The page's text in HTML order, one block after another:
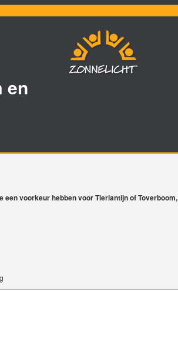
en
een voorkeur hebben voor Tierlantijn of Toverboom,